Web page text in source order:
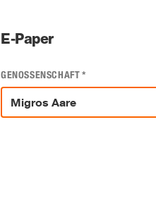
E-Paper
GENOSSENSCHAFT*